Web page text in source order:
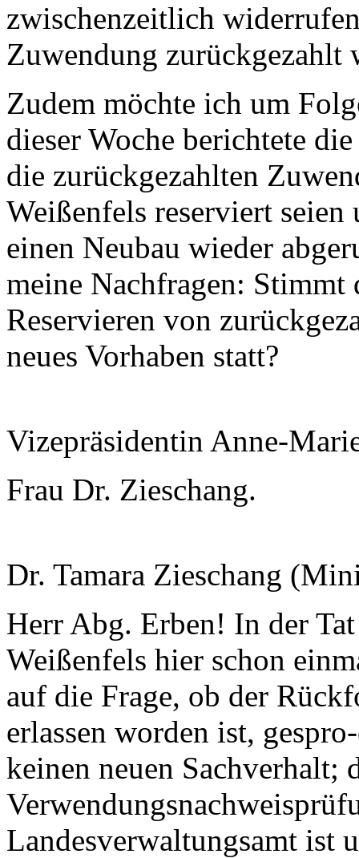
zwischenzeitlich
Zuwendung zurückgezahlt
Zudem möchte ich um
dieser Woche berichtete
die zurückgezahlten
Weißenfels reserviert
einen Neubau wieder
meine Nachfragen: Stimmt
Reservieren von
neues Vorhaben statt?
Vizepräsidentin Anne-
Frau Dr. Zieschang.
Dr. Tamara Zieschang
Herr Abg. Erben! In der
Weißenfels hier schon
auf die Frage, ob der
erlassen worden ist,
keinen neuen Sachverhalt;
Landesverwaltungsamt ist